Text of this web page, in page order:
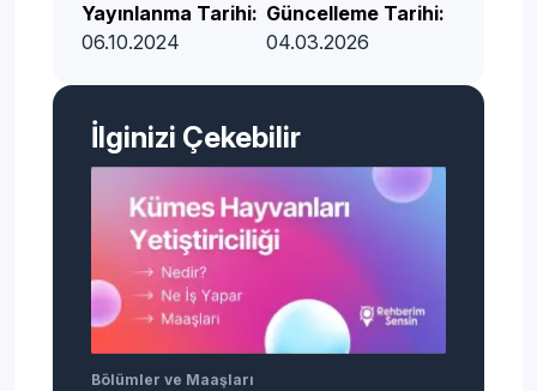
Yayınlanma Tarihi:
06.10.2024
Güncelleme Tarihi:
04.03.2026
İlginizi Çekebilir
Bölümler ve Maaşları